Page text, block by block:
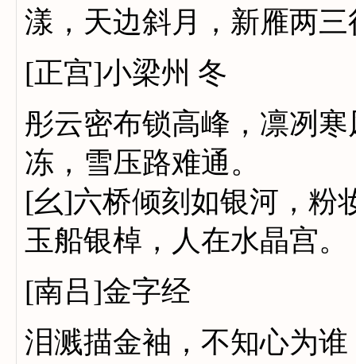
漾，天边斜月，新雁两三
[正宫]小梁州 冬
彤云密布锁高峰，凛冽
冻，雪压路难通。
[幺]六桥倾刻如银河，粉
玉船银棹，人在水晶宫。
[南吕]金字经
泪溅描金袖，不知心为